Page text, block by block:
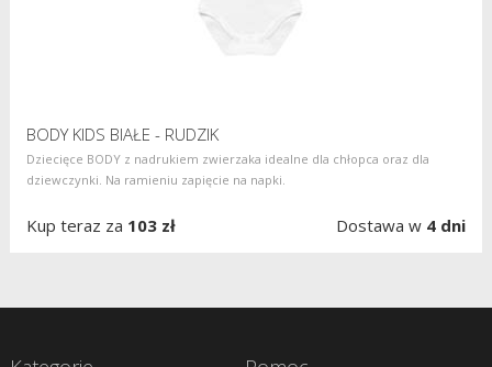
BODY KIDS BIAŁE - RUDZIK
Dziecięce BODY z nadrukiem zwierzaka idealne dla chłopca oraz dla
dziewczynki. Na ramieniu zapięcie na napki.
Kup teraz za 103 zł Dostawa w 4 dni